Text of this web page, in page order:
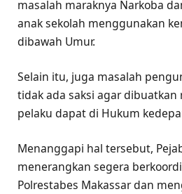
masalah maraknya Narkoba
anak sekolah menggunakan
dibawah Umur.
Selain itu, juga masalah
tidak ada saksi agar dibuatkan
pelaku dapat di Hukum
Menanggapi hal tersebut,
menerangkan segera
Polrestabes Makassar dan